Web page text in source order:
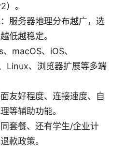
。
服务器地理分布越广，选
低越稳定。
macOS、iOS、
Linux、浏览器扩展等多端
友好程度、连接速度、自
等辅助功能。
套餐、还有学生/企业计
款政策。